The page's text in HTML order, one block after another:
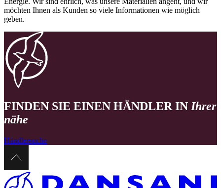
möchten Ihnen als Kunden so viele Informationen wie möglich
geben.
FINDEN SIE EINEN HÄNDLER IN Ihrer
nähe
Händlersuche